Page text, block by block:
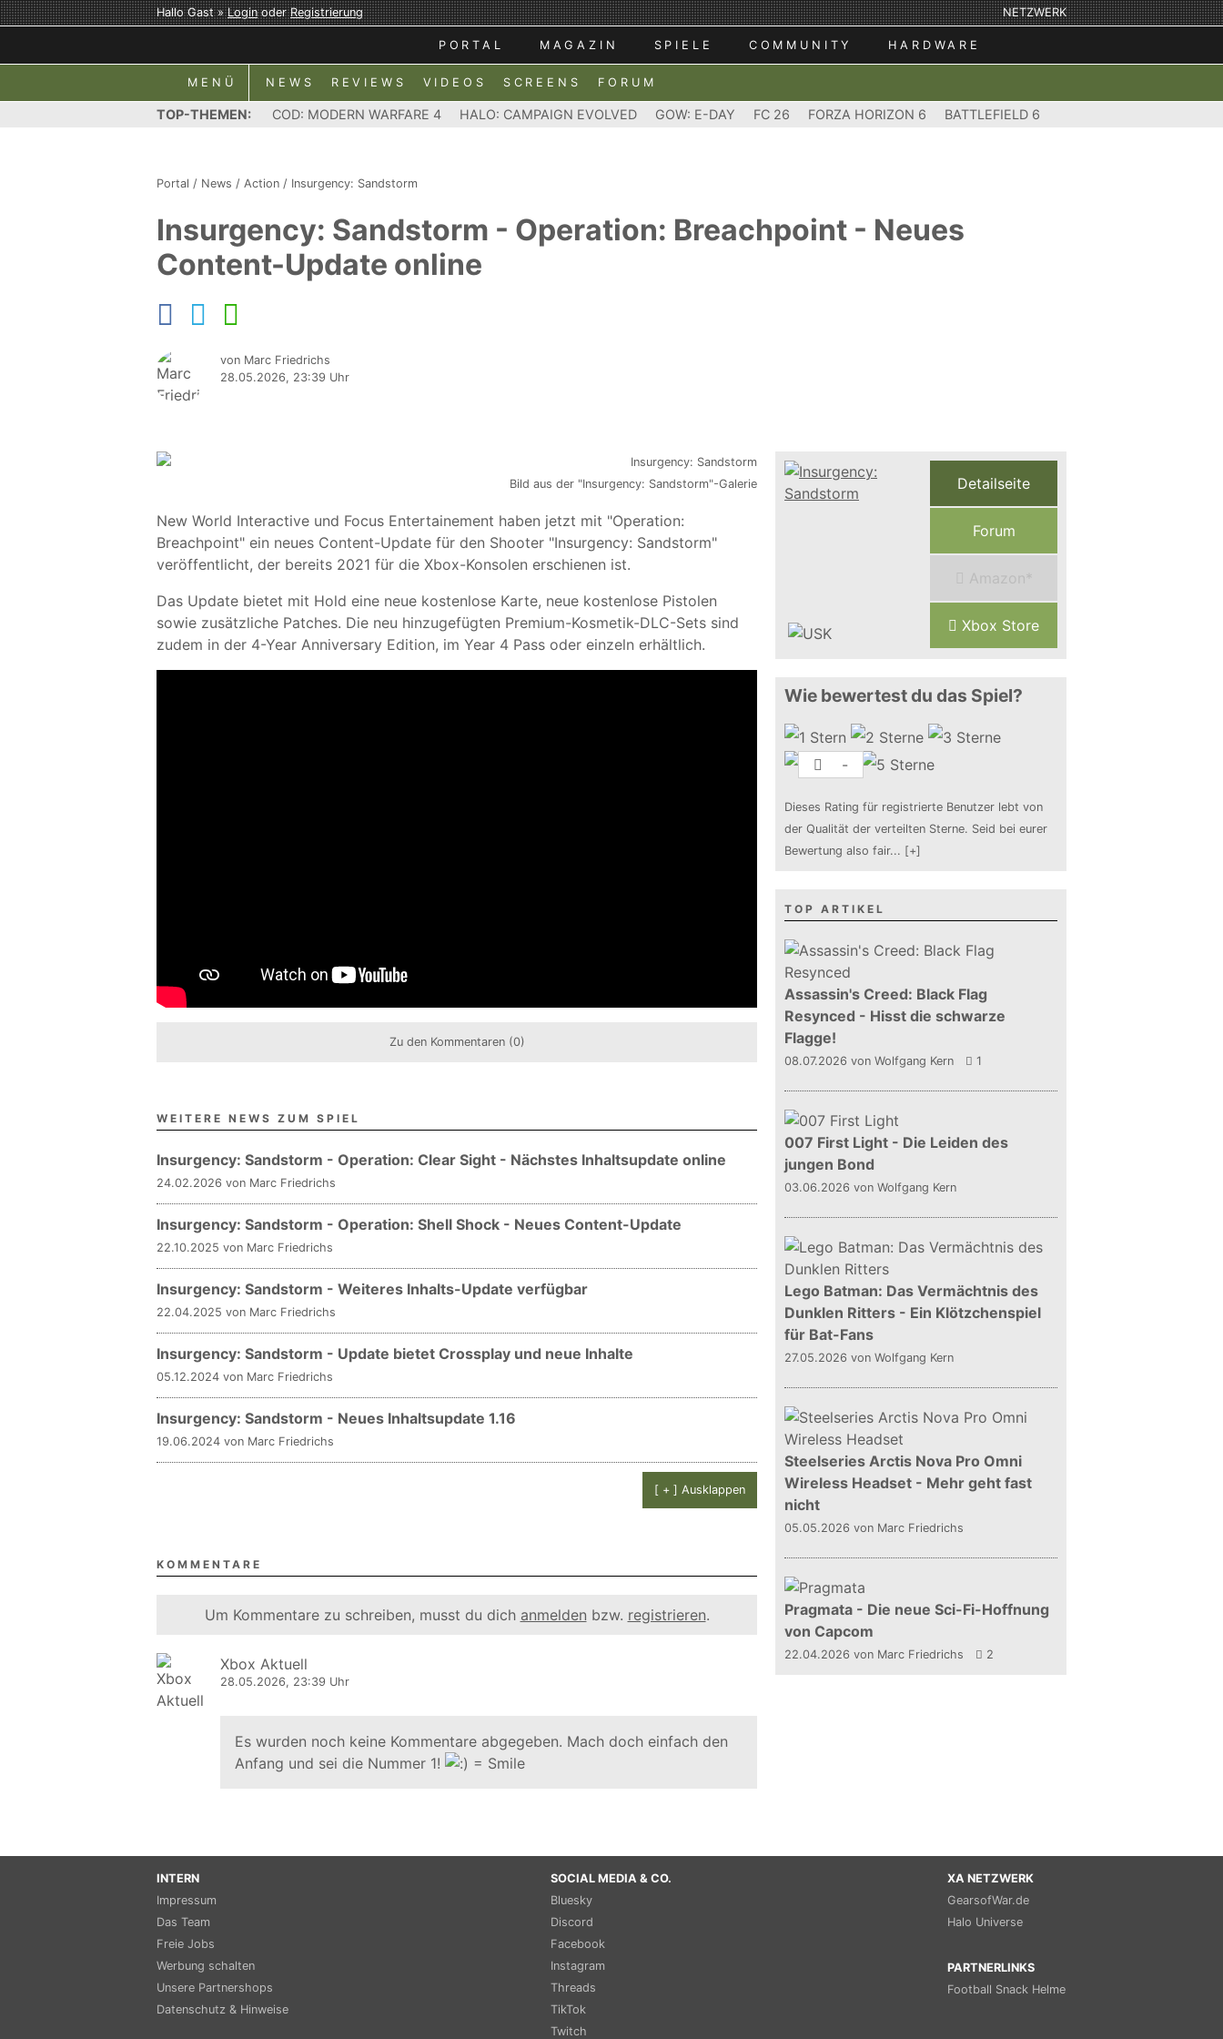
Hallo Gast »LoginoderRegistrierung NETZWERK
PORTAL MAGAZIN SPIELE COMMUNITY HARDWARE
MENÜ NEWS REVIEWS VIDEOS SCREENS FORUM
TOP-THEMEN: COD: MODERN WARFARE 4 HALO: CAMPAIGN EVOLVED GOW: E-DAY FC 26 FORZA HORIZON 6 BATTLEFIELD 6
Portal / News / Action / Insurgency: Sandstorm
Insurgency: Sandstorm - Operation: Breachpoint - Neues
Content-Update online
von Marc Friedrichs
28.05.2026, 23:39 Uhr
Bild aus der "Insurgency: Sandstorm"-Galerie
New World Interactive und Focus Entertainement haben jetzt mit "Operation:
Breachpoint" ein neues Content-Update für den Shooter "Insurgency: Sandstorm"
veröffentlicht, der bereits 2021 für die Xbox-Konsolen erschienen ist.
Das Update bietet mit Hold eine neue kostenlose Karte, neue kostenlose Pistolen
sowie zusätzliche Patches. Die neu hinzugefügten Premium-Kosmetik-DLC-Sets sind
zudem in der 4-Year Anniversary Edition, im Year 4 Pass oder einzeln erhältlich.
Zu den Kommentaren (0)
WEITERE NEWS ZUM SPIEL
Insurgency: Sandstorm - Operation: Clear Sight - Nächstes Inhaltsupdate online
24.02.2026 von Marc Friedrichs
Insurgency: Sandstorm - Operation: Shell Shock - Neues Content-Update
22.10.2025 von Marc Friedrichs
Insurgency: Sandstorm - Weiteres Inhalts-Update verfügbar
22.04.2025 von Marc Friedrichs
Insurgency: Sandstorm - Update bietet Crossplay und neue Inhalte
05.12.2024 von Marc Friedrichs
Insurgency: Sandstorm - Neues Inhaltsupdate 1.16
19.06.2024 von Marc Friedrichs
[ + ] Ausklappen
KOMMENTARE
Um Kommentare zu schreiben, musst du dich anmelden bzw. registrieren.
Xbox Aktuell
28.05.2026, 23:39 Uhr
Es wurden noch keine Kommentare abgegeben. Mach doch einfach den
Anfang und sei die Nummer 1!
Detailseite
Forum
Amazon*
Xbox Store
Wie bewertest du das Spiel?
-
Dieses Rating für registrierte Benutzer lebt von
der Qualität der verteilten Sterne. Seid bei eurer
Bewertung also fair... [+]
TOP ARTIKEL
Assassin's Creed: Black Flag
Resynced - Hisst die schwarze
Flagge!
08.07.2026 von Wolfgang Kern 1
007 First Light - Die Leiden des
jungen Bond
03.06.2026 von Wolfgang Kern
Lego Batman: Das Vermächtnis des
Dunklen Ritters - Ein Klötzchenspiel
für Bat-Fans
27.05.2026 von Wolfgang Kern
Steelseries Arctis Nova Pro Omni
Wireless Headset - Mehr geht fast
nicht
05.05.2026 von Marc Friedrichs
Pragmata - Die neue Sci-Fi-Hoffnung
von Capcom
22.04.2026 von Marc Friedrichs 2
INTERN
Impressum
Das Team
Freie Jobs
Werbung schalten
Unsere Partnershops
Datenschutz & Hinweise
SOCIAL MEDIA & CO.
Bluesky
Discord
Facebook
Instagram
Threads
TikTok
Twitch
XA NETZWERK
GearsofWar.de
Halo Universe
PARTNERLINKS
Football Snack Helme